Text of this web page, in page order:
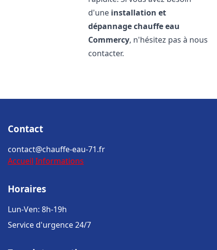
d'une installation et
dépannage chauffe eau
Commercy, n'hésitez pas à nous
contacter.
Contact
contact@chauffe-eau-71.fr
Accueil Informations
Horaires
Lun-Ven: 8h-19h
Service d'urgence 24/7